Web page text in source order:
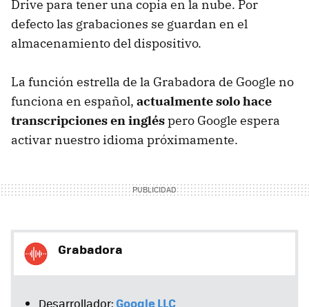
Drive para tener una copia en la nube. Por
defecto las grabaciones se guardan en el
almacenamiento del dispositivo.
La función estrella de la Grabadora de Google no
funciona en español, actualmente solo hace
transcripciones en ingléspero Google espera
activar nuestro idioma próximamente.
Grabadora
Desarrollador: Google LLC